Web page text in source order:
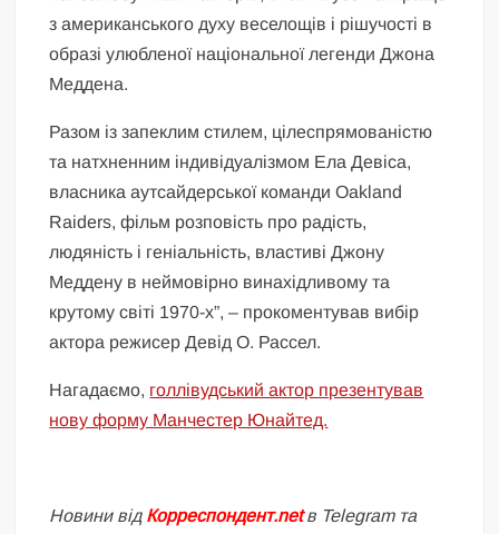
з американського духу веселощів і рішучості в
образі улюбленої національної легенди Джона
Меддена.
Разом із запеклим стилем, цілеспрямованістю
та натхненним індивідуалізмом Ела Девіса,
власника аутсайдерської команди Oakland
Raiders, фільм розповість про радість,
людяність і геніальність, властиві Джону
Меддену в неймовірно винахідливому та
крутому світі 1970-х”, – прокоментував вибір
актора режисер Девід О. Рассел.
Нагадаємо, голлівудський актор презентував
нову форму Манчестер Юнайтед.
Новини відКорреспондент.netв Telegram та